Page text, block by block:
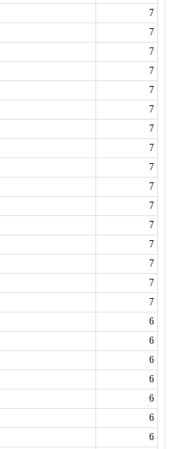
7
7
7
7
7
7
7
7
7
7
7
7
7
7
7
7
6
6
6
6
6
6
6